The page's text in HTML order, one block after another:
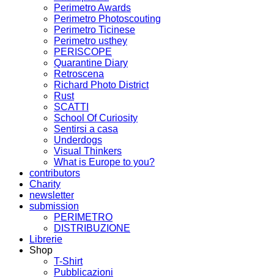
Perimetro Awards
Perimetro Photoscouting
Perimetro Ticinese
Perimetro usthey
PERISCOPE
Quarantine Diary
Retroscena
Richard Photo District
Rust
SCATTI
School Of Curiosity
Sentirsi a casa
Underdogs
Visual Thinkers
What is Europe to you?
contributors
Charity
newsletter
submission
PERIMETRO
DISTRIBUZIONE
Librerie
Shop
T-Shirt
Pubblicazioni